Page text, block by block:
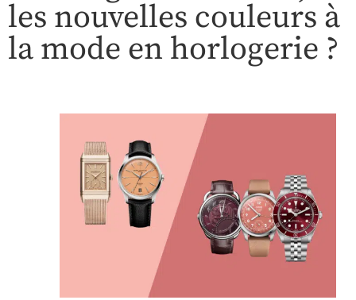
les nouvelles couleurs à
la mode en horlogerie ?